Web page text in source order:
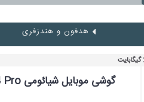
هدفون و هندزفری
گوشی موبایل شیائومی Black Shark 4 Pro